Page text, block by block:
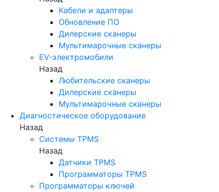
Кабели и адаптеры
Обновление ПО
Дилерские сканеры
Мультимарочные сканеры
EV-электромобили
Назад
Любительские сканеры
Дилерские сканеры
Мультимарочные сканеры
Диагностическое оборудование
Назад
Системы TPMS
Назад
Датчики TPMS
Программаторы TPMS
Программаторы ключей